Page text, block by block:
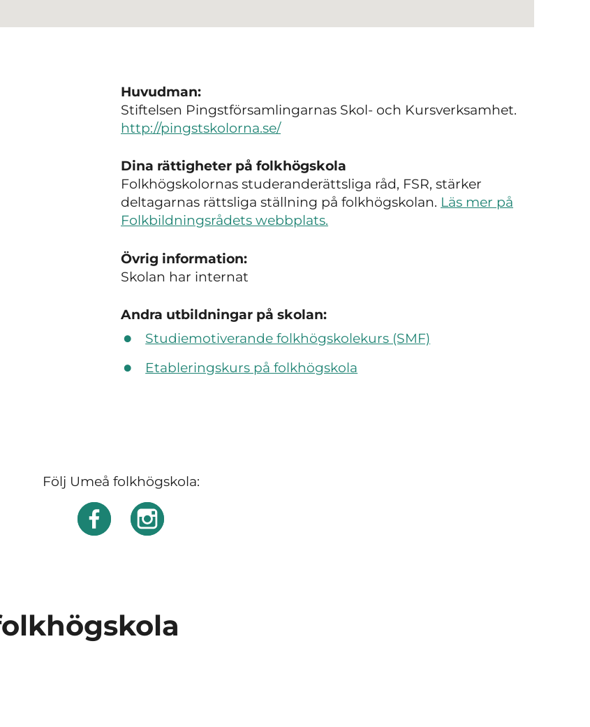
Huvudman:
Stiftelsen Pingstförsamlingarnas Skol- och Kursverksamhet.
http://pingstskolorna.se/
Dina rättigheter på folkhögskola
Folkhögskolornas studeranderättsliga råd, FSR, stärker
deltagarnas rättsliga ställning på folkhögskolan. Läs mer på
Folkbildningsrådets webbplats.
Övrig information:
Skolan har internat
Andra utbildningar på skolan:
Studiemotiverande folkhögskolekurs (SMF)
Etableringskurs på folkhögskola
Följ Umeå folkhögskola: